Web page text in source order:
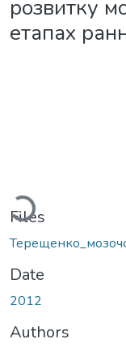
розвитку
етапах
Files
Date
2012
Authors